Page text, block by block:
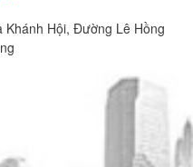
Khánh Hội, Đường Lê Hồng